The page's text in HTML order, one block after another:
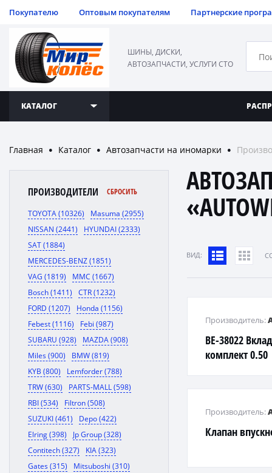
Покупателю Оптовым покупателям Партнерские
ШИНЫ, ДИСКИ,
АВТОЗАПЧАСТИ, УСЛУГИ СТО
КАТАЛОГ
Главная ● Каталог ● Автозапчасти на иномарки ●
ПРОИЗВОДИТЕЛИ СБРОСИТЬ
TOYOTA (10326)
Masuma (2955)
NISSAN (2441)
HYUNDAI (2333)
SAT (1884)
MERCEDES-BENZ (1851)
VAG (1819)
MMC (1667)
Bosch (1411)
CTR (1232)
FORD (1207)
Honda (1156)
Febest (1116)
Febi (987)
SUBARU (928)
MAZDA (908)
Miles (900)
BMW (819)
KYB (800)
Lemforder (788)
TRW (630)
PARTS-MALL (598)
RBI (534)
Filtron (508)
SUZUKI (461)
Depo (422)
Elring (398)
Jp Group (328)
Contitech (327)
KIA (323)
Gates (315)
Mitsuboshi (310)
ВИД:
BE-38022
комплект 0.50
Производитель:
Клапан
Производитель: